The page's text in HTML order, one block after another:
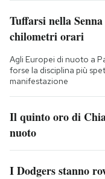
Tuffarsi nella
chilometri orari
Agli Europei di nuoto a
forse la disciplina più
manifestazione
Il quinto oro di
nuoto
I Dodgers stanno